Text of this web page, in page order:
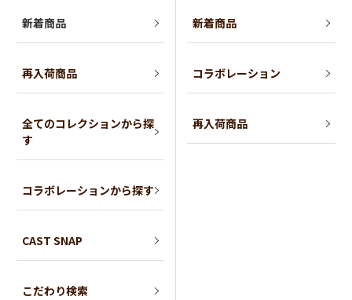
新着商品
再入荷商品
全てのコレクションから探
す
コラボレーションから探す
CAST SNAP
こだわり検索
新着商品
コラボレーション
再入荷商品